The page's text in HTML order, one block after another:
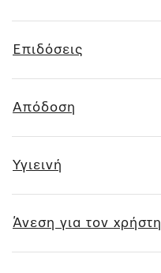
Επιδόσεις
Απόδοση
Υγιεινή
Άνεση για τον χρήστη